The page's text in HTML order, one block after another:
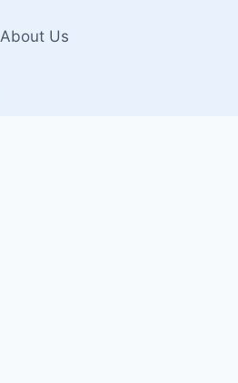
About Us